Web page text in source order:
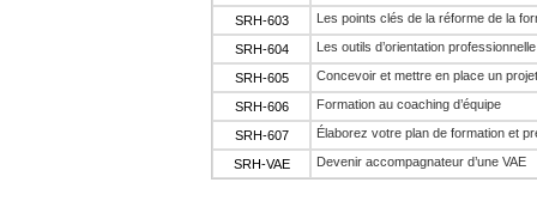
SRH-603 Les points clés de la réforme de la
SRH-604 Les outils d’orientation
SRH-605 Concevoir et mettre en place un
SRH-606 Formation au coaching d’équipe
SRH-607 Élaborez votre plan de formation et
SRH-VAE Devenir accompagnateur d’une VAE